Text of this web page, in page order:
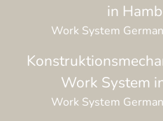
in
Work System
Work System
Work System